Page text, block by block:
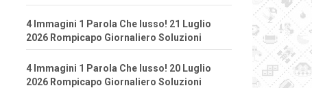
4 Immagini 1 Parola Che lusso! 21 Luglio
2026 Rompicapo Giornaliero Soluzioni
4 Immagini 1 Parola Che lusso! 20 Luglio
2026 Rompicapo Giornaliero Soluzioni